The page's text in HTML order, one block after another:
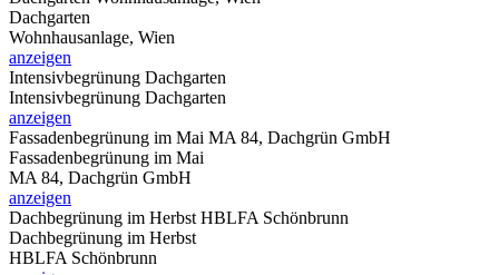
Dachgarten
Wohnhausanlage, Wien
anzeigen
Intensivbegrünung Dachgarten
Intensivbegrünung Dachgarten
anzeigen
Fassadenbegrünung im Mai MA 84, Dachgrün GmbH
Fassadenbegrünung im Mai
MA 84, Dachgrün GmbH
anzeigen
Dachbegrünung im Herbst HBLFA Schönbrunn
Dachbegrünung im Herbst
HBLFA Schönbrunn